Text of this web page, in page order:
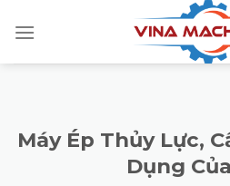
Máy Ép Thủy Lực,
Dụng